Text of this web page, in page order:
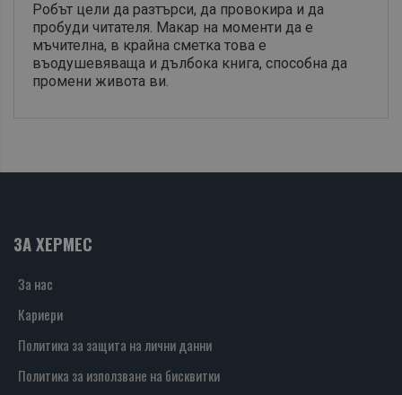
Робът цели да разтърси, да провокира и да
пробуди читателя. Макар на моменти да е
мъчителна, в крайна сметка това е
въодушевяваща и дълбока книга, способна да
промени живота ви.
ЗА ХЕРМЕС
За нас
Кариери
Политика за защита на лични данни
Политика за използване на бисквитки